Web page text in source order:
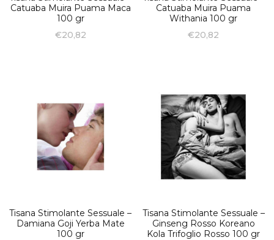
Catuaba Muira Puama Maca
100 gr
€20,82
Catuaba Muira Puama
Withania 100 gr
€20,82
Tisana Stimolante Sessuale –
Damiana Goji Yerba Mate
100 gr
Tisana Stimolante Sessuale –
Ginseng Rosso Koreano
Kola Trifoglio Rosso 100 gr